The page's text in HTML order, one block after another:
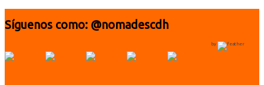
Síguenos como: @nomadescdh
by